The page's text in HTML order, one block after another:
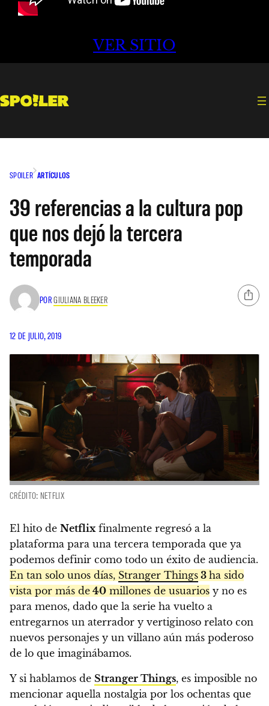
VER SITIO
SPOILER ARTÍCULOS
39 referencias a la cultura pop
que nos dejó la tercera
temporada
PORGIULIANA BLEEKER
12 DE JULIO, 2019
CRÉDITO: NETFLIX
El hito de Netflixfinalmente regresó a la
plataforma para una tercera temporada que ya
podemos definir como todo un éxito de audiencia.
En tan solo unos días, Stranger Things 3 ha sido
vista por más de 40 millones de usuarios y no es
para menos, dado que la serie ha vuelto a
entregarnos un aterrador y vertiginoso relato con
nuevos personajes y un villano aún más poderoso
de lo que imaginábamos.
Y si hablamos de Stranger Things, es imposible no
mencionar aquella nostalgia por los ochentas que